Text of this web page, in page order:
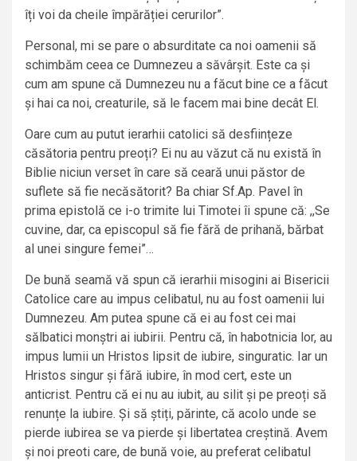
îți voi da cheile împărăției cerurilor”.
Personal, mi se pare o absurditate ca noi oamenii să
schimbăm ceea ce Dumnezeu a săvârșit. Este ca și
cum am spune că Dumnezeu nu a făcut bine ce a făcut
și hai ca noi, creaturile, să le facem mai bine decât El.
Oare cum au putut ierarhii catolici să desființeze
căsătoria pentru preoți? Ei nu au văzut că nu există în
Biblie niciun verset în care să ceară unui păstor de
suflete să fie necăsătorit? Ba chiar Sf.Ap. Pavel în
prima epistolă ce i-o trimite lui Timotei îi spune că: ,,Se
cuvine, dar, ca episcopul să fie fără de prihană, bărbat
al unei singure femei”…
De bună seamă vă spun că ierarhii misogini ai Bisericii
Catolice care au impus celibatul, nu au fost oamenii lui
Dumnezeu. Am putea spune că ei au fost cei mai
sălbatici monștri ai iubirii. Pentru că, în habotnicia lor, au
impus lumii un Hristos lipsit de iubire, singuratic. Iar un
Hristos singur și fără iubire, în mod cert, este un
anticrist. Pentru că ei nu au iubit, au silit și pe preoți să
renunțe la iubire. Și să știți, părinte, că acolo unde se
pierde iubirea se va pierde și libertatea creștină. Avem
și noi preoti care, de bună voie, au preferat celibatul